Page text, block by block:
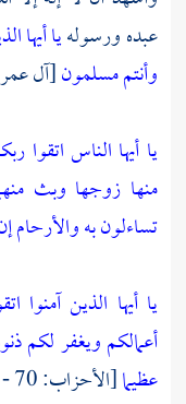
عبده ورسولهيا أيها
وأنتم مسلمون[آل
يا أيها الناس
منها زوجها وبث
تساءلون به والأرحام
يا أيها الذين آمنوا
أعمالكم ويغفر لكم
عظيما[الأحزاب: 70 - 71]